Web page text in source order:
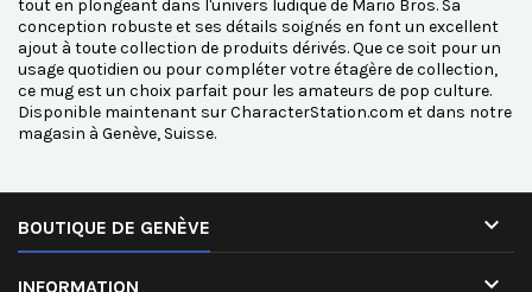
tout en plongeant dans l'univers ludique de Mario Bros. Sa
conception robuste et ses détails soignés en font un excellent
ajout à toute collection de produits dérivés. Que ce soit pour un
usage quotidien ou pour compléter votre étagère de collection,
ce mug est un choix parfait pour les amateurs de pop culture.
Disponible maintenant sur CharacterStation.com et dans notre
magasin à Genève, Suisse.
BOUTIQUE DE GENÈVE 
INFORMATION 